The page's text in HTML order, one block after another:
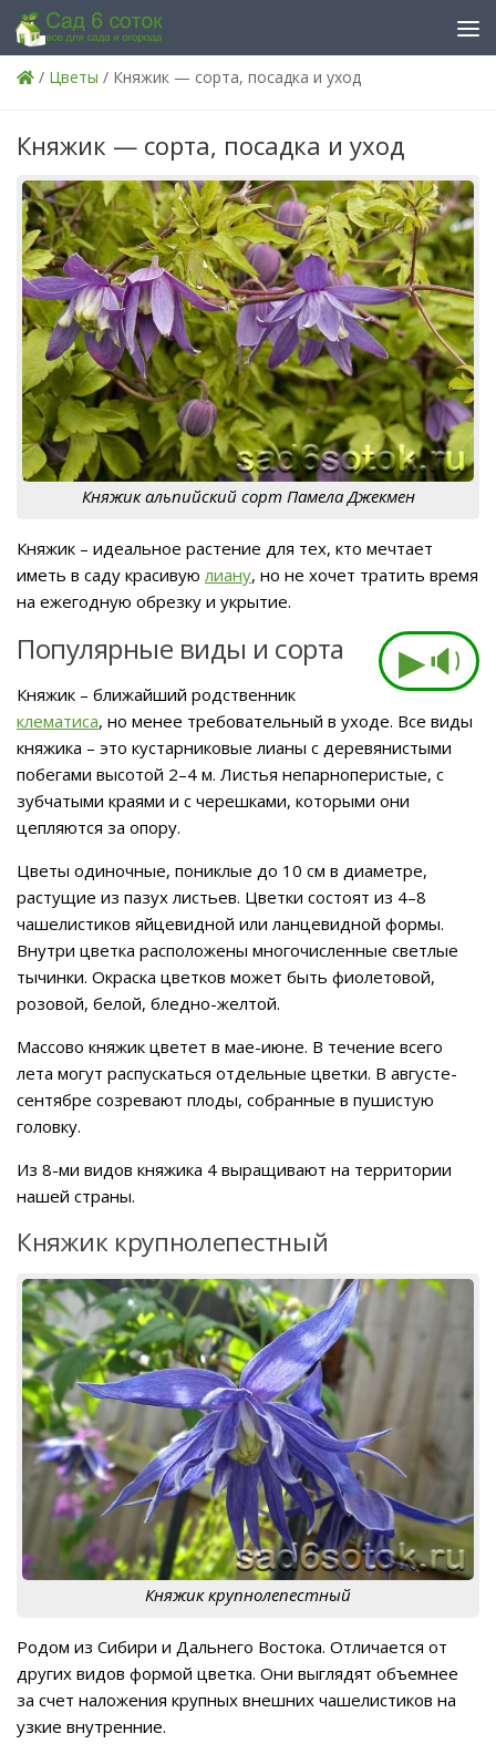
Skip to content
/ Цветы / Княжик — сорта, посадка и уход
Княжик — сорта, посадка и уход
Княжик альпийский сорт Памела Джекмен
Княжик – идеальное растение для тех, кто мечтает
иметь в саду красивую лиану, но не хочет тратить время
на ежегодную обрезку и укрытие.
▶🔉
Популярные виды и сорта
Княжик – ближайший родственник
клематиса, но менее требовательный в уходе. Все виды
княжика – это кустарниковые лианы с деревянистыми
побегами высотой 2–4 м. Листья непарноперистые, с
зубчатыми краями и с черешками, которыми они
цепляются за опору.
Цветы одиночные, пониклые до 10 см в диаметре,
растущие из пазух листьев. Цветки состоят из 4–8
чашелистиков яйцевидной или ланцевидной формы.
Внутри цветка расположены многочисленные светлые
тычинки. Окраска цветков может быть фиолетовой,
розовой, белой, бледно-желтой.
Массово княжик цветет в мае-июне. В течение всего
лета могут распускаться отдельные цветки. В августе-
сентябре созревают плоды, собранные в пушистую
головку.
Из 8-ми видов княжика 4 выращивают на территории
нашей страны.
Княжик крупнолепестный
Княжик крупнолепестный
Родом из Сибири и Дальнего Востока. Отличается от
других видов формой цветка. Они выглядят объемнее
за счет наложения крупных внешних чашелистиков на
узкие внутренние.